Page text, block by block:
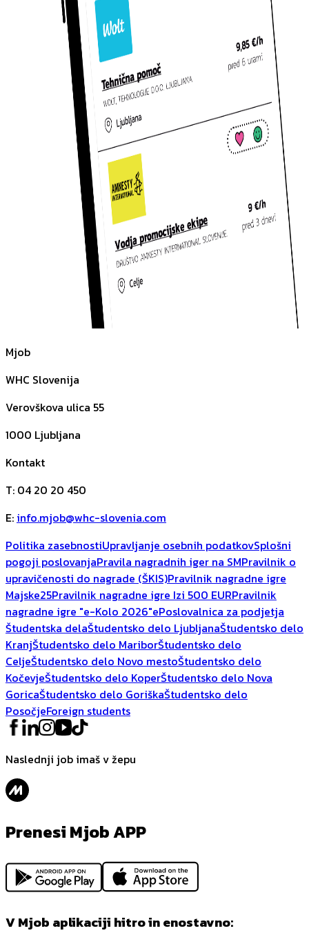
Mjob
WHC Slovenija
Verovškova ulica 55
1000 Ljubljana
Kontakt
T: 04 20 20 450
E: info.mjob@whc-slovenia.com
Politika zasebnostiUpravljanje osebnih podatkovSplošni
pogoji poslovanjaPravila nagradnih iger na SMPravilnik o
upravičenosti do nagrade (ŠKIS)Pravilnik nagradne igre
Majske25Pravilnik nagradne igre Izi 500 EURPravilnik
nagradne igre "e-Kolo 2026"ePoslovalnica za podjetja
Študentska delaŠtudentsko delo LjubljanaŠtudentsko delo
KranjŠtudentsko delo MariborŠtudentsko delo
CeljeŠtudentsko delo Novo mestoŠtudentsko delo
KočevjeŠtudentsko delo KoperŠtudentsko delo Nova
GoricaŠtudentsko delo GoriškaŠtudentsko delo
PosočjeForeign students
Naslednji job imaš v žepu
Prenesi Mjob APP
V Mjob aplikaciji hitro in enostavno: